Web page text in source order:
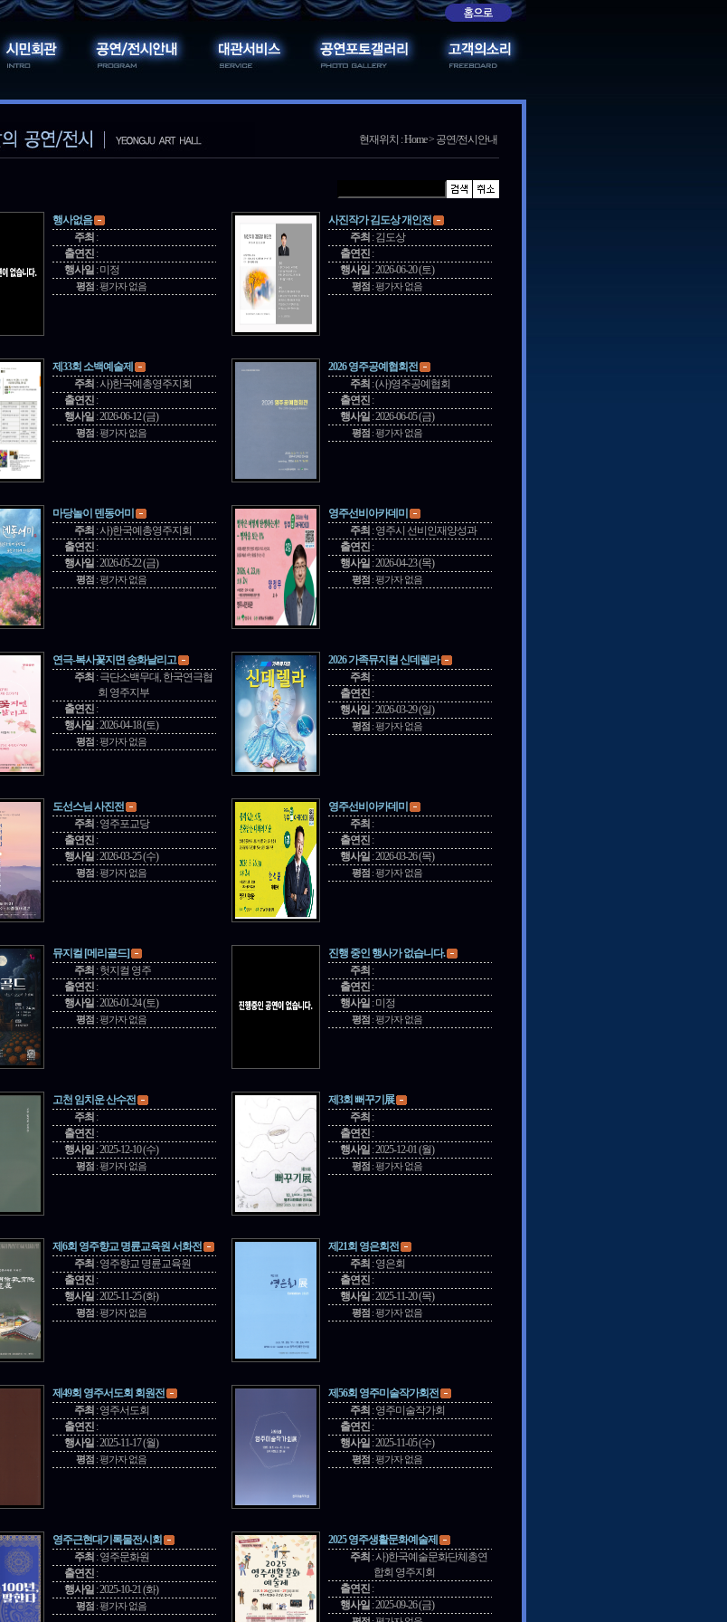
현재위치 : Home > 공연/전시안내
행사없음
주최 :
출연진 :
행사일 :미정
평점 :평가자 없음
사진작가 김도상 개인전
주최 :김도상
출연진 :
행사일 :2026-06-20 (토)
평점 :평가자 없음
제33회 소백예술제
주최 :사)한국예총영주지회
출연진 :
행사일 :2026-06-12 (금)
평점 :평가자 없음
2026 영주공예협회전
주최 :(사)영주공예협회
출연진 :
행사일 :2026-06-05 (금)
평점 :평가자 없음
마당놀이 덴동어미
주최 :사)한국예총영주지회
출연진 :
행사일 :2026-05-22 (금)
평점 :평가자 없음
영주선비아카데미
주최 :영주시 선비인재양성과
출연진 :
행사일 :2026-04-23 (목)
평점 :평가자 없음
연극-복사꽃지면 송화날리고
주최 :극단소백무대, 한국연극협
회 영주지부
출연진 :
행사일 :2026-04-18 (토)
평점 :평가자 없음
2026 가족뮤지컬 신데렐라
주최 :
출연진 :
행사일 :2026-03-29 (일)
평점 :평가자 없음
도선스님 사진전
주최 :영주포교당
출연진 :
행사일 :2026-03-25 (수)
평점 :평가자 없음
영주선비아카데미
주최 :
출연진 :
행사일 :2026-03-26 (목)
평점 :평가자 없음
뮤지컬 [메리골드]
주최 :헛지컬 영주
출연진 :
행사일 :2026-01-24 (토)
평점 :평가자 없음
진행 중인 행사가 없습니다.
주최 :
출연진 :
행사일 :미정
평점 :평가자 없음
고천 임치운 산수전
주최 :
출연진 :
행사일 :2025-12-10 (수)
평점 :평가자 없음
제3회 뻐꾸기展
주최 :
출연진 :
행사일 :2025-12-01 (월)
평점 :평가자 없음
제6회 영주향교 명륜교육원 서화전
주최 :영주향교 명륜교육원
출연진 :
행사일 :2025-11-25 (화)
평점 :평가자 없음
제21회 영은회전
주최 :영은회
출연진 :
행사일 :2025-11-20 (목)
평점 :평가자 없음
제49회 영주서도회 회원전
주최 :영주서도회
출연진 :
행사일 :2025-11-17 (월)
평점 :평가자 없음
제56회 영주미술작가회전
주최 :영주미술작가회
출연진 :
행사일 :2025-11-05 (수)
평점 :평가자 없음
영주근현대기록물전시회
주최 :영주문화원
출연진 :
행사일 :2025-10-21 (화)
평점 :평가자 없음
2025 영주생활문화예술제
주최 :사)한국예술문화단체총연
합회 영주지회
출연진 :
행사일 :2025-09-26 (금)